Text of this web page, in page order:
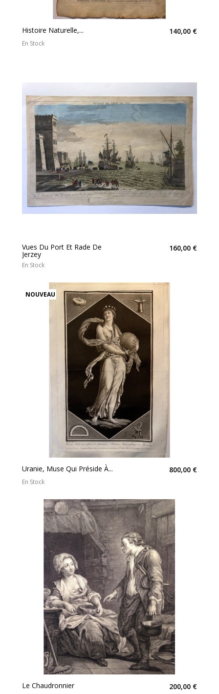
Histoire Naturelle,... 140,00 €
En Stock
Vues Du Port Et Rade De
Jerzey
160,00 €
En Stock
NOUVEAU
Uranie, Muse Qui Préside À... 800,00 €
En Stock
Le Chaudronnier 200,00 €